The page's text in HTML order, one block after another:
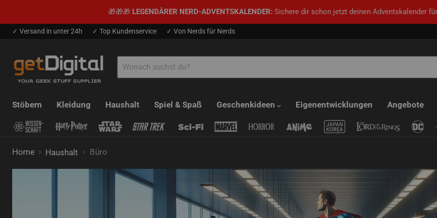
🎁🎁🎁 LEGENDÄRER NERD-ADVENTSKALENDER: Sichere dir schon jetzt deinen Adventskalender
✓ Versand in unter 24h ✓ Top Kundenservice ✓ Von Nerds für Nerds
Stöbern Kleidung Haushalt Spiel & Spaß Geschenkideen Eigenentwicklungen Angebote
Home Haushalt Büro